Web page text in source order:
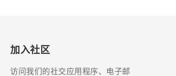
加入社区
访问我们的社交应用程序、电子邮